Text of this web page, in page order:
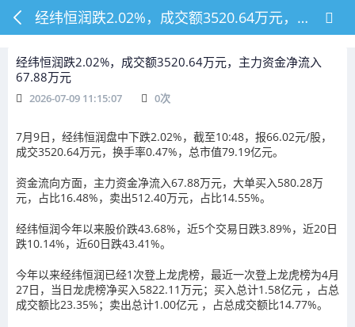
经纬恒润跌2.02%，成交额3520.64万元，主力资金净流入67.88万元
经纬恒润跌2.02%，成交额3520.64万元，主力资金净流入
67.88万元
2026-07-09 11:15:07 0次
7月9日，经纬恒润盘中下跌2.02%，截至10:48，报66.02元/股，
成交3520.64万元，换手率0.47%，总市值79.19亿元。
资金流向方面，主力资金净流入67.88万元，大单买入580.28万
元，占比16.48%，卖出512.40万元，占比14.55%。
经纬恒润今年以来股价跌43.68%，近5个交易日跌3.89%，近20日
跌10.14%，近60日跌43.41%。
今年以来经纬恒润已经1次登上龙虎榜，最近一次登上龙虎榜为4月
27日，当日龙虎榜净买入5822.11万元；买入总计1.58亿元 ，占总
成交额比23.35%；卖出总计1.00亿元 ，占总成交额比14.77%。